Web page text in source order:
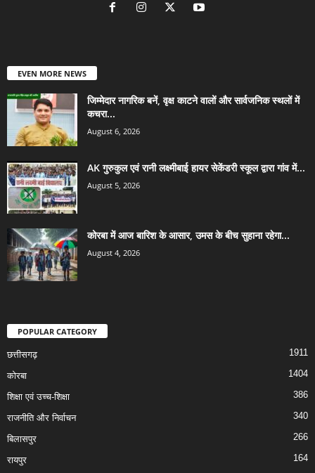
EVEN MORE NEWS
जिम्मेदार नागरिक बनें, वृक्ष काटने वालों और सार्वजनिक स्थलों में
कचरा...
August 6, 2026
AK गुरुकुल एवं रानी लक्ष्मीबाई हायर सेकेंडरी स्कूल द्वारा गांव में...
August 5, 2026
कोरबा में आज बारिश के आसार, उमस के बीच सुहाना रहेगा...
August 4, 2026
POPULAR CATEGORY
छत्तीसगढ़ 1911
कोरबा 1404
शिक्षा एवं उच्च-शिक्षा 386
राजनीति और निर्वाचन 340
बिलासपुर 266
रायपुर 164